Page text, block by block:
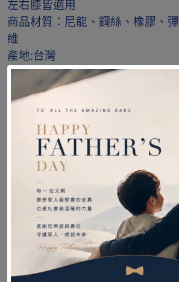
左右膝皆適用
商品材質：尼龍、鋼絲、橡膠、
維
產地:台灣
【注意事項 】
1.穿戴後如有不適，請即停止使
2.清潔用中性洗劑沖洗後攤平風乾
烘、吊掛。
3.產品彈性壓力及功能隨穿戴時
確保產品效用達最大發揮，建議定
【商品保固】
商品保固年限 : 此商品屬於耗材